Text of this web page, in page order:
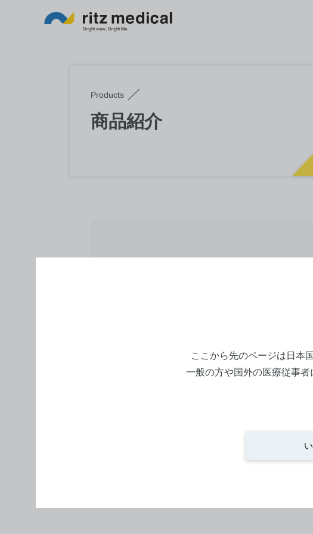
ここから先のページは日本
一般の方や国外の医療従事
Products
商品紹介